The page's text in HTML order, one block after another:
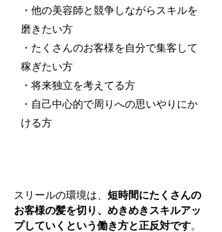
・他の美容師と競争しながらスキルを
磨きたい方
・たくさんのお客様を自分で集客して
稼ぎたい方
・将来独立を考えてる方
​・自己中心的で周りへの思いやりにか
ける方
スリールの環境は、 短時間にたくさんの
お客様の髪を切り、めきめきスキルアッ
プしていくという働き方と正反対です。